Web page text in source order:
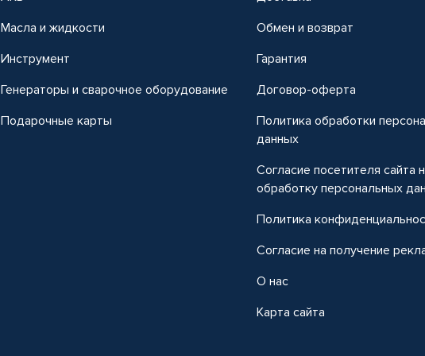
Масла и жидкости
Инструмент
Генераторы и сварочное оборудование
Подарочные карты
Обмен и возврат
Гарантия
Договор-оферта
Политика обработки
данных
Согласие посетителя сайта
обработку персональных
Политика
Согласие на получение
О нас
Карта сайта